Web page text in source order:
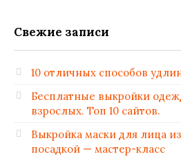
Свежие записи
10 отличных способов
Бесплатные выкройки
взрослых. Топ 10 сайтов.
Выкройка маски для лица
посадкой — мастер-класс